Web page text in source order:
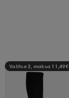
Valitse 2, maksa 11,49€